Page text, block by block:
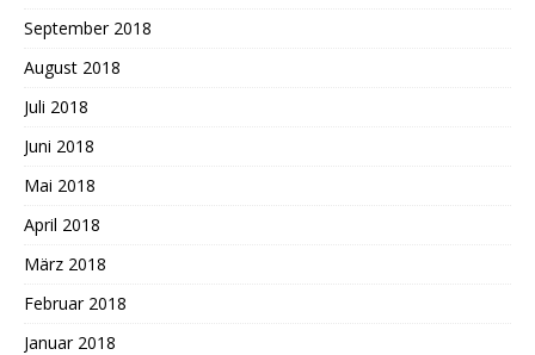
September 2018
August 2018
Juli 2018
Juni 2018
Mai 2018
April 2018
März 2018
Februar 2018
Januar 2018